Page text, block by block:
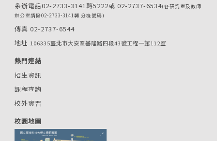
系辦電話02-2733-3141轉5222或 02-2737-6534(各研究室及教師
辦公室請撥02-2733-3141轉 分機號碼)
傳真 02-2737-6544
地址 106335臺北市大安區基隆路四段43號工程一館112室
熱門連結
招生資訊
課程查詢
校外實習
校園地圖